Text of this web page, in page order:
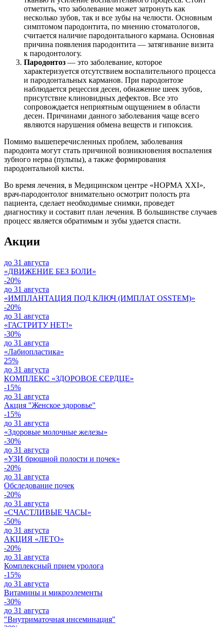
отметить, что заболевание может затронуть как
несколько зубов, так и все зубы на челюсти. Основным
симптомом пародонтита, по мнению стоматологов,
считается наличие пародонтального кармана. Основная
причина появления пародонтита — затягивание визита
к пародонтологу.
Пародонтоз — это заболевание, которое
характеризуется отсутствием воспалительного процесса
и пародонтальных карманов. При пародонтозе
наблюдается рецессия десен, обнажение шеек зубов,
присутствие клиновидных дефектов. Все это
сопровождается неприятным ощущением в области
десен. Причинами данного заболевания чаще всего
являются нарушения обмена веществ и гипоксия.
Помимо вышеперечисленных проблем, заболевания
пародонта могут стать причиной возникновения воспаления
зубного нерва (пульпы), а также формирования
пародонтальной кисты.
Во время лечения, в Медицинском центре «НОРМА ХХI»,
врач-пародонтолог внимательно осмотрит полость рта
пациента, сделает необходимые снимки, проведет
диагностику и составит план лечения. В большинстве случаев
процесс является обратимым и зубы удается спасти.
Акции
до 31 августа
«ДВИЖЕНИЕ БЕЗ БОЛИ»
-20%
до 31 августа
«ИМПЛАНТАЦИЯ ПОД КЛЮЧ (ИМПЛАТ OSSTEM)»
-20%
до 31 августа
«ГАСТРИТУ НЕТ!»
-30%
до 31 августа
«Лабиопластика»
25%
до 31 августа
КОМПЛЕКС «ЗДОРОВОЕ СЕРДЦЕ»
-15%
до 31 августа
Акция "Женское здоровье"
-15%
до 31 августа
«Здоровые молочные железы»
-30%
до 31 августа
«УЗИ брюшной полости и почек»
-20%
до 31 августа
Обследование почек
-20%
до 31 августа
«СЧАСТЛИВЫЕ ЧАСЫ»
-50%
до 31 августа
АКЦИЯ «ЛЕТО»
-20%
до 31 августа
Комплексный прием уролога
-15%
до 31 августа
Витамины и микроэлементы
-30%
до 31 августа
"Внутриматочная инсеминация"